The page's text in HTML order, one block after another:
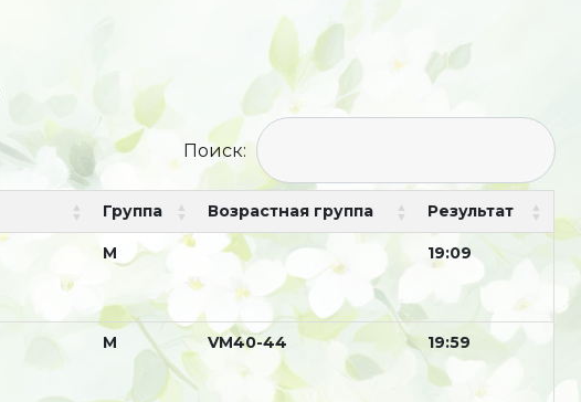
Поиск:
Группа Возрастная группа Результат
М 19:09
М VM40-44 19:59